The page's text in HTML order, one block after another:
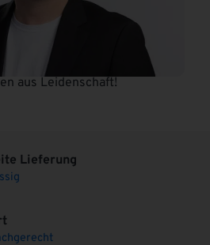
aus Leidenschaft!
Lieferung